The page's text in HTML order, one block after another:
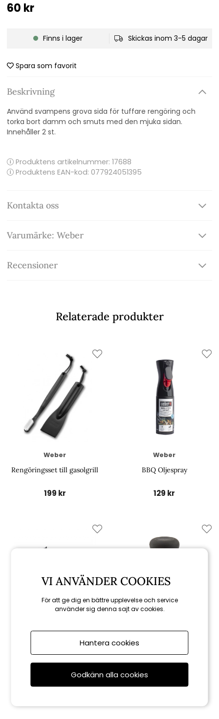
60 kr
Finns i lager Skickas inom 3-5 dagar
Spara som favorit
Beskrivning
Använd svampens grova sida för tuffare rengöring och
torka bort damm och smuts med den mjuka sidan.
Innehåller 2 st.
Produktens artikelnummer: 17688
Produktens EAN-kod: 077924051395
Kontakta oss
Varumärke: Weber
Recensioner
Relaterade produkter
Weber
Rengöringsset till gasolgrill
199 kr
Weber
BBQ Oljespray
129 kr
Weber Weber
Stålboll för stekhäll
VI ANVÄNDER COOKIES
För att ge dig en bättre upplevelse och service
använder sig denna sajt av cookies.
Hantera cookies
Godkänn alla cookies